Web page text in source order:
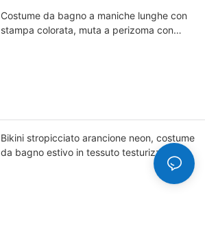
Costume da bagno a maniche lunghe con
stampa colorata, muta a perizoma con
Bikini stropicciato arancione neon, costume
da bagno estivo in tessuto testurizzato per